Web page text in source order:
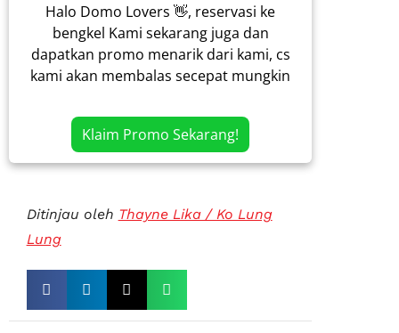
Halo Domo Lovers 👋, reservasi ke
bengkel Kami sekarang juga dan
dapatkan promo menarik dari kami, cs
kami akan membalas secepat mungkin
Klaim Promo Sekarang!
Ditinjau oleh Thayne Lika / Ko Lung
Lung